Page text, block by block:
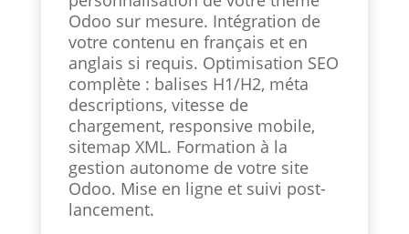
Odoo sur mesure. Intégration de
votre contenu en français et en
anglais si requis. Optimisation SEO
complète : balises H1/H2, méta
descriptions, vitesse de
chargement, responsive mobile,
sitemap XML. Formation à la
gestion autonome de votre site
Odoo. Mise en ligne et suivi post-
lancement.